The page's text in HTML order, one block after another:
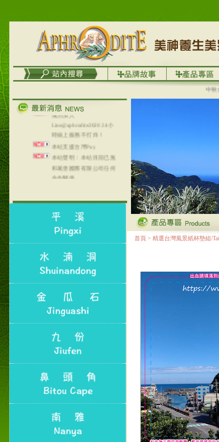
中秋優
列，可以郵寄至部分亞太
在外租屋者、居住處無管
理員、不方便在工作地點
取件者，歡迎多多使用
【郵局i郵箱】的服務喔～
【i郵箱】設立的地點，請
成功加入
Line@aphrodite2020 24小
時線上服務不打烊！
本站支援台灣Pay
本站聲明：本站目前已無
和葛堡國際有限公司任何
合作關係
本站支援支付宝
首頁 > 精選台灣風景紙杯墊組/